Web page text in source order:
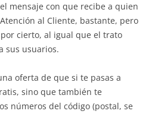
mensaje con que recibe a quien
al Cliente, bastante, pero
cierto, al igual que el trato
sus usuarios.
oferta de que si te pasas a
sino que también te
números del código (postal, se